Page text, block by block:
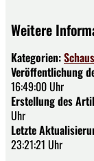
Weitere
Kategorien:
Veröffentlichung
16:49:00 Uhr
Erstellung des
Uhr
Letzte
23:21:21 Uhr